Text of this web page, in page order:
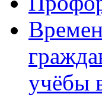
учёбы